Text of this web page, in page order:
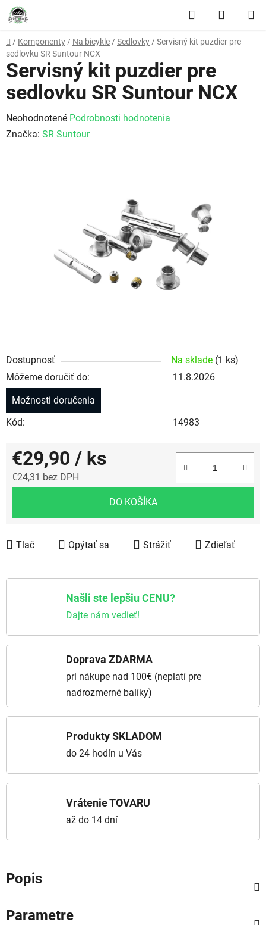
Prejsť na obsah Hľadať
Domov
/ Komponenty / Na bicykle / Sedlovky / Servisný kit puzdier pre
sedlovku SR Suntour NCX
Dostupnosť Na sklade (1 ks)
Môžeme doručiť do:
11.8.2026
Možnosti doručenia
Kód:
14983
€29,90 / ks
€24,31 bez DPH
DO KOŠÍKA
Tlač Opýtať sa Strážiť Zdieľať
Servisný kit puzdier pre
sedlovku SR Suntour NCX
Priemerné hodnotenie produktu je 0,0 z 5 hviezdičiek.
Neohodnotené Podrobnosti hodnotenia
Značka: SR Suntour
Našli ste lepšiu CENU?
Dajte nám vedieť!
Doprava ZDARMA
pri nákupe nad 100€ (neplatí pre
nadrozmerné balíky)
Produkty SKLADOM
do 24 hodín u Vás
Vrátenie TOVARU
až do 14 dní
Popis
Parametre